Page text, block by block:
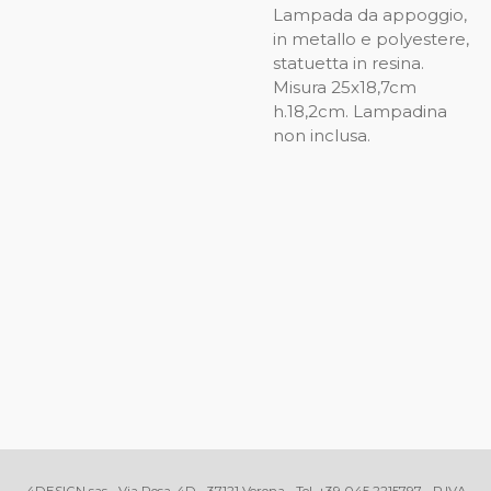
Lampada da appoggio,
in metallo e polyestere,
statuetta in resina.
Misura 25x18,7cm
h.18,2cm. Lampadina
non inclusa.